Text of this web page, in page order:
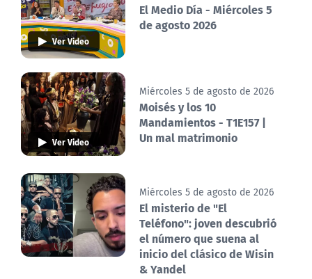
Ver Video
El Medio Día - Miércoles 5
de agosto 2026
Ver Video
Miércoles 5 de agosto de 2026
Moisés y los 10
Mandamientos - T1E157 |
Un mal matrimonio
Miércoles 5 de agosto de 2026
El misterio de "El
Teléfono": joven descubrió
el número que suena al
inicio del clásico de Wisin
& Yandel